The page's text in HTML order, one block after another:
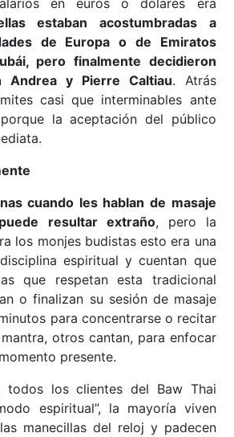
estaban acostumbradas a
de Europa o de Emiratos
pero finalmente decidieron
Andrea y Pierre Caltiau. Atrás
casi que interminables ante
la aceptación del público
cuando les hablan de masaje
resultar extraño, pero la
los monjes budistas esto era una
espiritual y cuentan que
que respetan esta tradicional
o finalizan su sesión de masaje
para concentrarse o recitar
otros cantan, para enfocar
presente.
todos los clientes del Baw Thai
espiritual”, la mayoría viven
manecillas del reloj y padecen